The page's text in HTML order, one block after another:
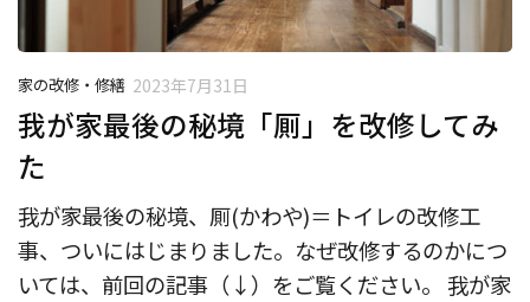
家の改修・修繕 2023年7月31日
我が家最後の秘境「厠」を改修してみ
た
我が家最後の秘境、厠(かわや)＝トイレの改修工
事、ついにはじまりました。なぜ改修するのかにつ
いては、前回の記事（↓）をご覧ください。 我が家